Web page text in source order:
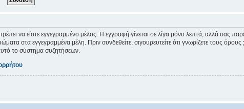
να είστε εγγεγραμμένο μέλος. Η εγγραφή γίνεται σε λίγα μόνο λεπτά, αλλά σας
στα εγγεγραμμένα μέλη. Πριν συνδεθείτε, σιγουρευτείτε ότι γνωρίζετε τους
το σύστημα συζητήσεων.